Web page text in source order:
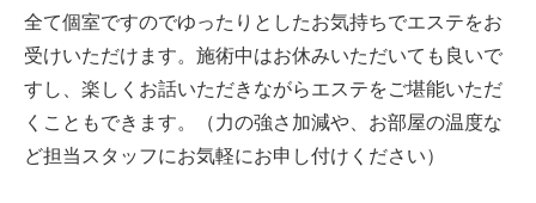
全て個室ですのでゆったりとしたお気持ちでエステをお
受けいただけます。施術中はお休みいただいても良いで
すし、楽しくお話いただきながらエステをご堪能いただ
くこともできます。（力の強さ加減や、お部屋の温度な
ど担当スタッフにお気軽にお申し付けください）